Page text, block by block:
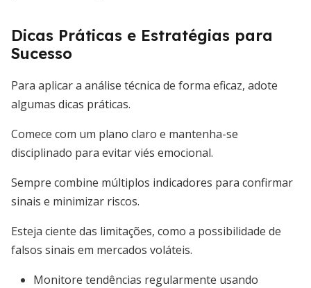
Dicas Práticas e Estratégias para
Sucesso
Para aplicar a análise técnica de forma eficaz, adote
algumas dicas práticas.
Comece com um plano claro e mantenha-se
disciplinado para evitar viés emocional.
Sempre combine múltiplos indicadores para confirmar
sinais e minimizar riscos.
Esteja ciente das limitações, como a possibilidade de
falsos sinais em mercados voláteis.
Monitore tendências regularmente usando